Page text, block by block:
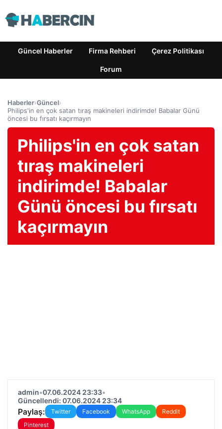
Güncel Haberler Firma Rehberi Çerez Politikası
Forum
Haberler›Güncel›
Philips'in en çok satan tıraş makineleri indirimde! Babalar Günü
öncesi bu fırsatı kaçırmayın
Philips'in en çok satan
tıraş makineleri
indirimde! Babalar
Günü öncesi bu fırsatı
kaçırmayın
admin•07.06.2024 23:33•
Güncellendi: 07.06.2024 23:34
Paylaş: Twitter Facebook WhatsApp
Reddit
Pinterest